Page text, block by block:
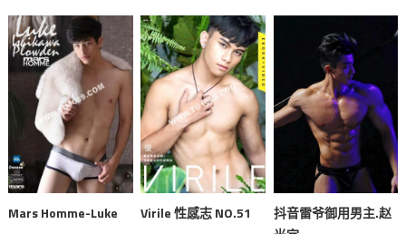
Mars Homme-Luke Virile 性感志 NO.51
抖音雷爷御用男主.赵